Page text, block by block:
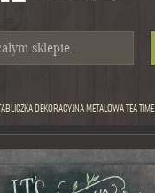
TABLICZKA DEKORACYJNA METALOWA TEA TIME